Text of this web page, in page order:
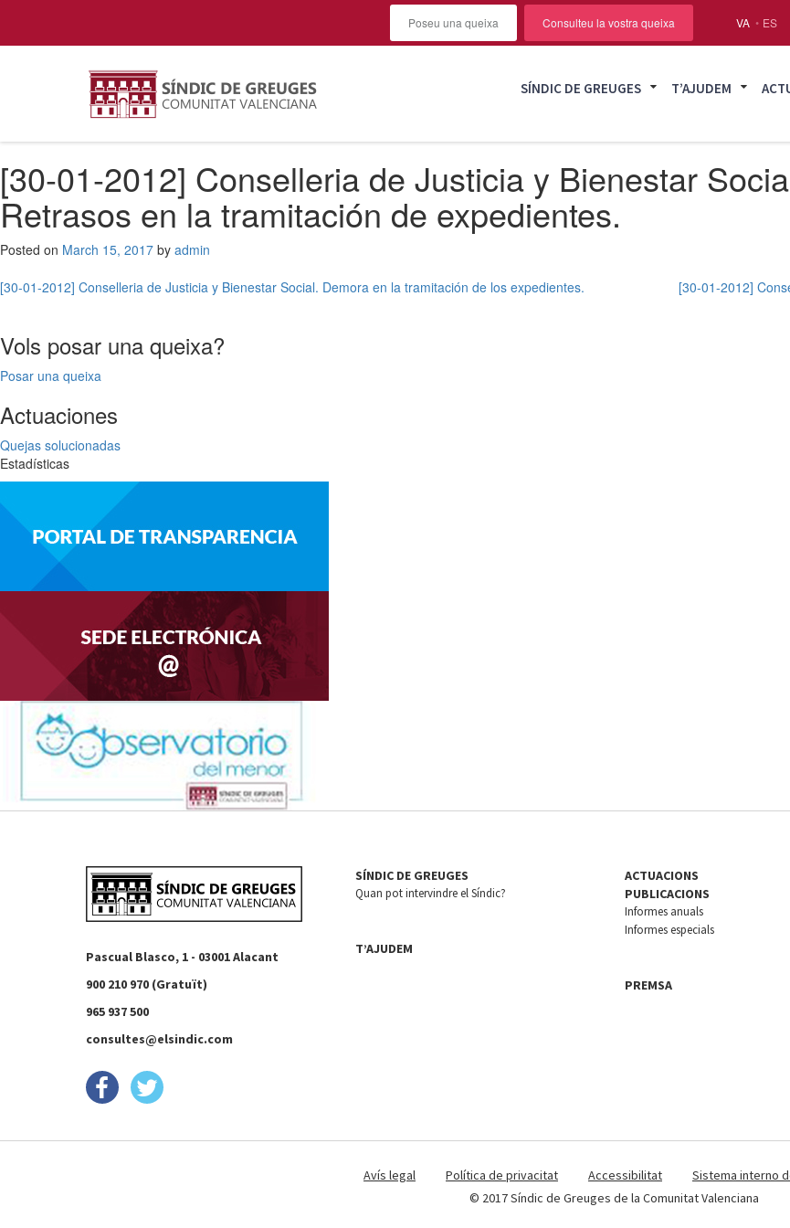
VA ES
Poseu una queixa Consulteu la vostra queixa
SÍNDIC DE GREUGES T’AJUDEM
[30-01-2012] Conselleria de Justicia y Bienestar
Retrasos en la tramitación de expedientes.
Posted on March 15, 2017 by admin
Post
[30-01-2012] Conselleria de Justicia y Bienestar Social. Demora en la tramitación de los expedientes.
[30-01-2012]
Vols posar una queixa?
Posar una queixa
Actuaciones
Quejas solucionadas
Estadísticas
Pascual Blasco, 1 - 03001 Alacant
900 210 970 (Gratuït)
965 937 500
consultes@elsindic.com
SÍNDIC DE GREUGES
Quan pot intervindre el Síndic?
T’AJUDEM
ACTUACIONS
PUBLICACIONS
Informes anuals
Informes especials
PREMSA
Avís legal Política de privacitat Accessibilitat
Sistema interno
© 2017 Síndic de Greuges de la Comunitat Valenciana